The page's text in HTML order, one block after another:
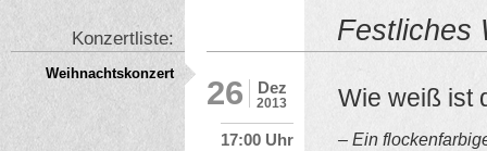
Festliches
Dez
2013
26
17:00 Uhr
Wie weiß ist
– Ein
Konzertliste:
Weihnachtskonzert